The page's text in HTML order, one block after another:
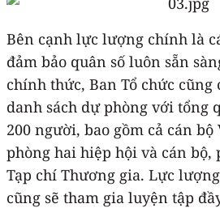
Bên cạnh lực lượng chính là
đảm bảo quân số luôn sẵn
chính thức, Ban Tổ chức
danh sách dự phòng với tổng
200 người, bao gồm cả cán bộ
phòng hai hiệp hội và cán bộ,
Tạp chí Thương gia. Lực
cũng sẽ tham gia luyện tập